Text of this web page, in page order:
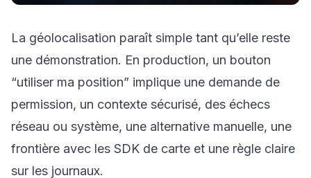
La géolocalisation paraît simple tant qu’elle reste
une démonstration. En production, un bouton
“utiliser ma position” implique une demande de
permission, un contexte sécurisé, des échecs
réseau ou système, une alternative manuelle, une
frontière avec les SDK de carte et une règle claire
sur les journaux.